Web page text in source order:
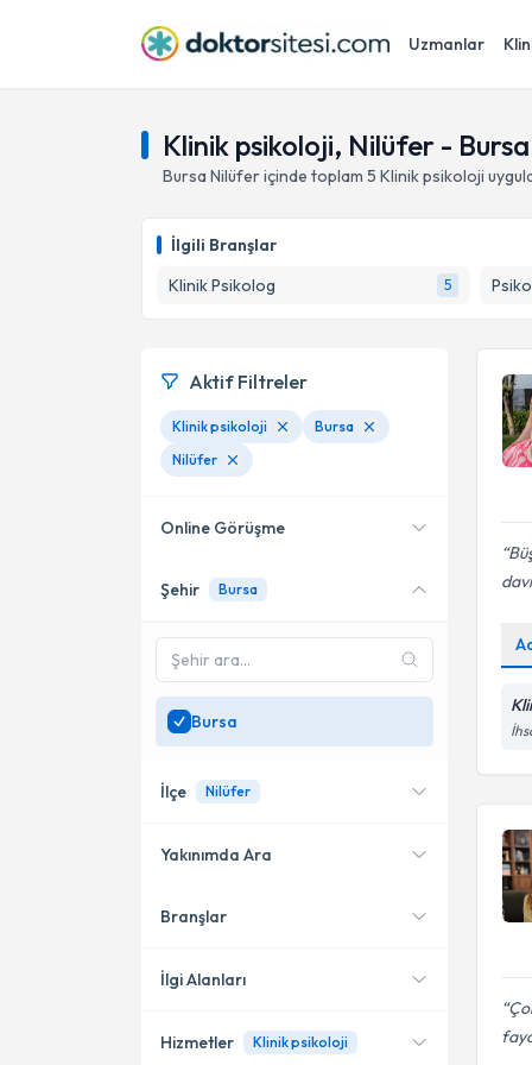
Uzmanlar
Klinik psikoloji, Nilüfer - Bursa
Bursa Nilüferiçinde toplam 5 Klinik psikoloji
İlgili Branşlar
Klinik Psikolog
5
Aktif Filtreler
Klinik psikoloji
Bursa
Nilüfer
Online Görüşme
Online danışmanlık sunan
SadeceBursa
uzman ara
Şehir Bursa
Bursa
İlçe Nilüfer
Nilüfer
Osmangazi
Yakınımda Ara
Konumuma yakın uzmanları
Branşlar
Klinik Psikolog
İlgi Alanları
Hizmetler Klinik psikoloji